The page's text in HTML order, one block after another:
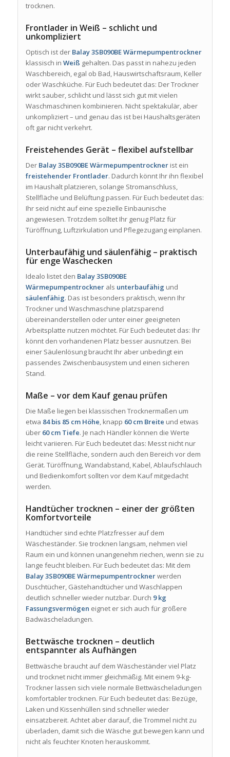
trocknen.
Frontlader in Weiß – schlicht und
unkompliziert
Optisch ist der Balay 3SB090BE Wärmepumpentrockner
klassisch in Weiß gehalten. Das passt in nahezu jeden
Waschbereich, egal ob Bad, Hauswirtschaftsraum, Keller
oder Waschküche. Für Euch bedeutet das: Der Trockner
wirkt sauber, schlicht und lässt sich gut mit vielen
Waschmaschinen kombinieren. Nicht spektakulär, aber
unkompliziert – und genau das ist bei Haushaltsgeräten
oft gar nicht verkehrt.
Freistehendes Gerät – flexibel aufstellbar
Der Balay 3SB090BE Wärmepumpentrocknerist ein
freistehender Frontlader. Dadurch könnt Ihr ihn flexibel
im Haushalt platzieren, solange Stromanschluss,
Stellfläche und Belüftung passen. Für Euch bedeutet das:
Ihr seid nicht auf eine spezielle Einbaunische
angewiesen. Trotzdem solltet Ihr genug Platz für
Türöffnung, Luftzirkulation und Pflegezugang einplanen.
Unterbaufähig und säulenfähig – praktisch
für enge Waschecken
Idealo listet den Balay 3SB090BE
Wärmepumpentrocknerals unterbaufähig und
säulenfähig. Das ist besonders praktisch, wenn Ihr
Trockner und Waschmaschine platzsparend
übereinanderstellen oder unter einer geeigneten
Arbeitsplatte nutzen möchtet. Für Euch bedeutet das: Ihr
könnt den vorhandenen Platz besser ausnutzen. Bei
einer Säulenlösung braucht Ihr aber unbedingt ein
passendes Zwischenbausystem und einen sicheren
Stand.
Maße – vor dem Kauf genau prüfen
Die Maße liegen bei klassischen Trocknermaßen um
etwa 84 bis 85 cm Höhe, knapp 60 cm Breite und etwas
über 60 cm Tiefe. Je nach Händler können die Werte
leicht variieren. Für Euch bedeutet das: Messt nicht nur
die reine Stellfläche, sondern auch den Bereich vor dem
Gerät. Türöffnung, Wandabstand, Kabel, Ablaufschlauch
und Bedienkomfort sollten vor dem Kauf mitgedacht
werden.
Handtücher trocknen – einer der größten
Komfortvorteile
Handtücher sind echte Platzfresser auf dem
Wäscheständer. Sie trocknen langsam, nehmen viel
Raum ein und können unangenehm riechen, wenn sie zu
lange feucht bleiben. Für Euch bedeutet das: Mit dem
Balay 3SB090BE Wärmepumpentrocknerwerden
Duschtücher, Gästehandtücher und Waschlappen
deutlich schneller wieder nutzbar. Durch 9 kg
Fassungsvermögen eignet er sich auch für größere
Badwäscheladungen.
Bettwäsche trocknen – deutlich
entspannter als Aufhängen
Bettwäsche braucht auf dem Wäscheständer viel Platz
und trocknet nicht immer gleichmäßig. Mit einem 9-kg-
Trockner lassen sich viele normale Bettwäscheladungen
komfortabler trocknen. Für Euch bedeutet das: Bezüge,
Laken und Kissenhüllen sind schneller wieder
einsatzbereit. Achtet aber darauf, die Trommel nicht zu
überladen, damit sich die Wäsche gut bewegen kann und
nicht als feuchter Knoten herauskommt.